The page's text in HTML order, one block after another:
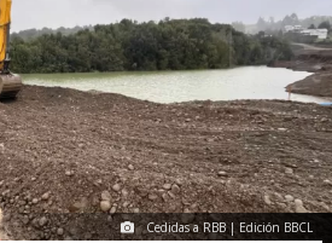
Cedidas a RBB | Edición BBCL